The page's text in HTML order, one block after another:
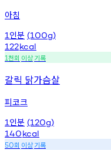
아침
1 인분 (100g)
122kcal
1천회 이상기록
갈릭 닭가슴살
피코크
1 인분 (120g)
140kcal
50회 이상기록